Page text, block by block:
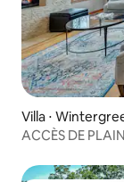
Villa ⋅
ACCÈS DE